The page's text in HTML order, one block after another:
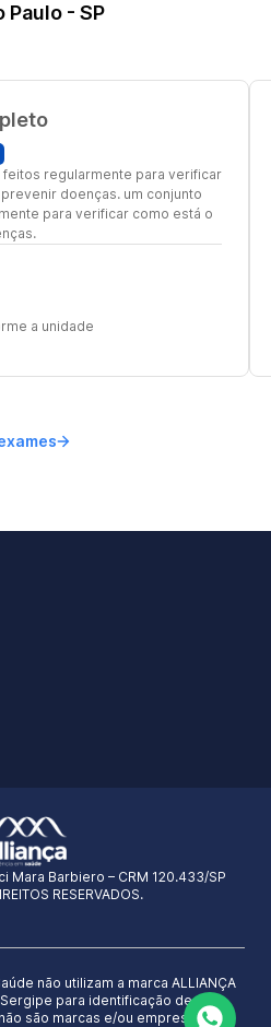
Paulo - SP
feitos regularmente para verificar
doenças. um conjunto
para verificar como está o
a unidade
Mara Barbiero – CRM 120.433/SP
RESERVADOS.
não utilizam a marca ALLIANÇA
para identificação de seus
são marcas e/ou empresas